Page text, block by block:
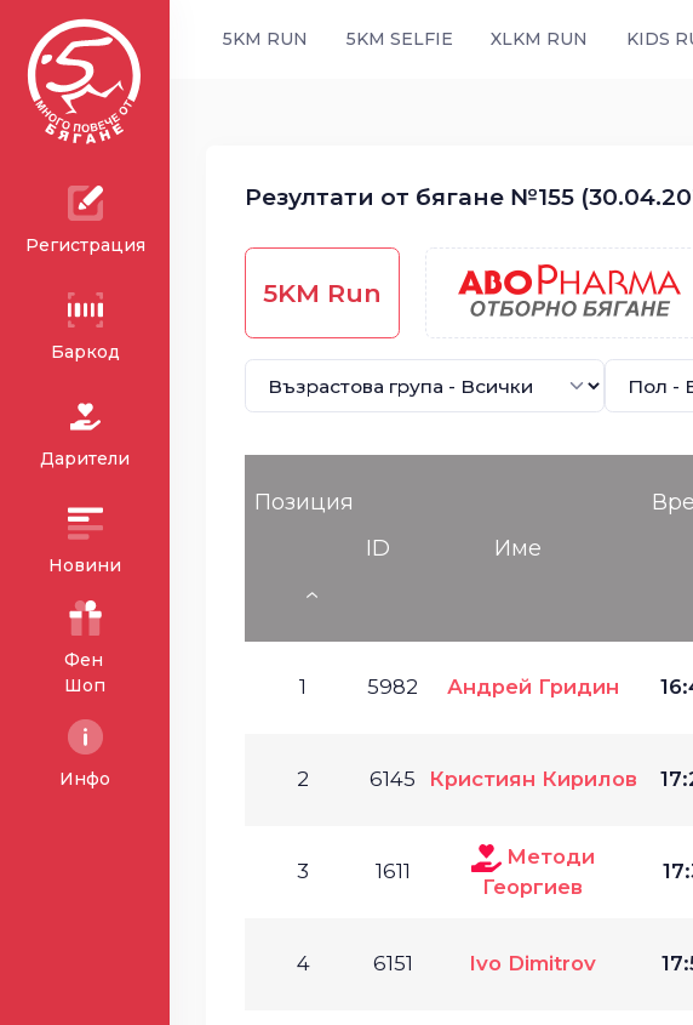
Регистрация
Баркод
Дарители
Новини
Фен
Шоп
Инфо
5KM RUN 5KM SELFIE XLKM RUN KIDS
Резултати от бягане №155
5KM Run
Позиция
ID
Име
1 5982 Андрей Гридин
2 6145 Кристиян Кирилов
3 1611
Методи
Георгиев
4 6151 Ivo Dimitrov